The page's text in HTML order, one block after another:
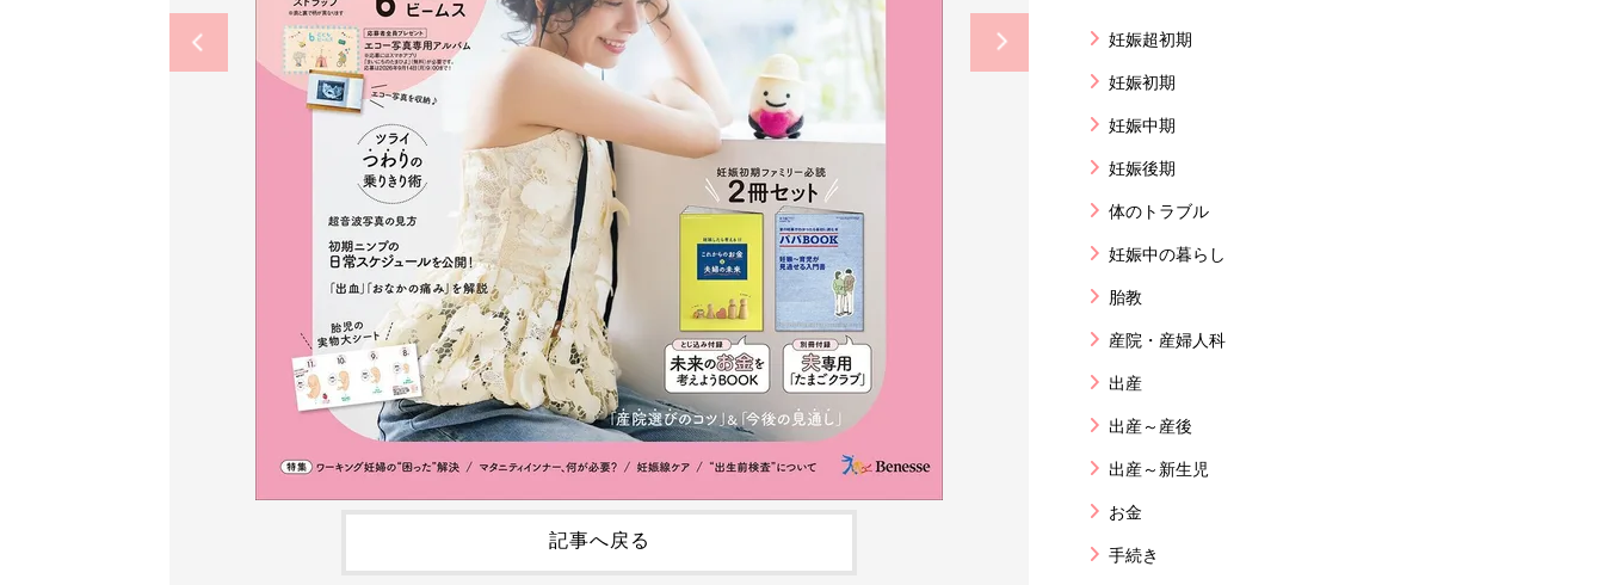
記事へ戻る
妊娠超初期
妊娠初期
妊娠中期
妊娠後期
体のトラブル
妊娠中の暮らし
胎教
産院・産婦人科
出産
出産～産後
出産～新生児
お金
手続き